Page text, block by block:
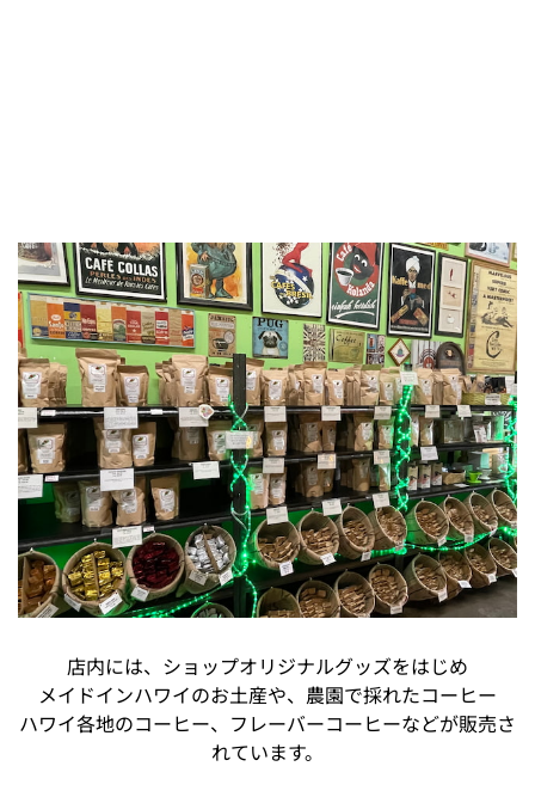
店内には、ショップオリジナルグッズをはじめ
メイドインハワイのお土産や、農園で採れたコーヒー
ハワイ各地のコーヒー、フレーバーコーヒーなどが販売さ
れています。